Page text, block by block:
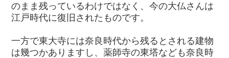
のまま残っているわけではなく、今の大仏さんは
江戸時代に復旧されたものです。
一方で東大寺には奈良時代から残るとされる建物
は幾つかありますし、薬師寺の東塔なども奈良時